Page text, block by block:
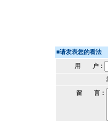
■请发表您的看法
用 户：
留 言：